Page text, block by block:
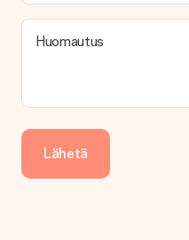
Kuinka voin maksaa
Tarjoamme seuraavat
Saapunut lahja
Entä jos lahja ei ole täysin
Olemme syvästi
Huomautus
Lähetä